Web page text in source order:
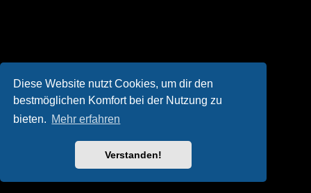
Diese Website nutzt Cookies, um dir den
bestmöglichen Komfort bei der Nutzung zu
bieten. Mehr erfahren
Verstanden!